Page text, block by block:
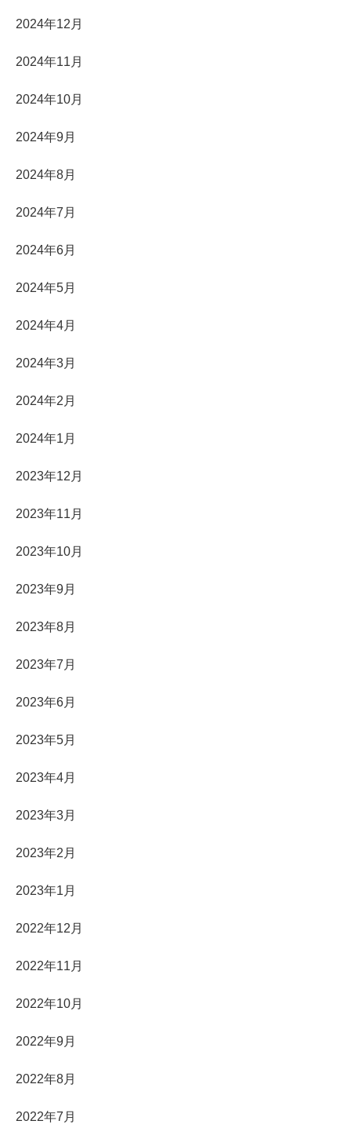
2024年12月
2024年11月
2024年10月
2024年9月
2024年8月
2024年7月
2024年6月
2024年5月
2024年4月
2024年3月
2024年2月
2024年1月
2023年12月
2023年11月
2023年10月
2023年9月
2023年8月
2023年7月
2023年6月
2023年5月
2023年4月
2023年3月
2023年2月
2023年1月
2022年12月
2022年11月
2022年10月
2022年9月
2022年8月
2022年7月